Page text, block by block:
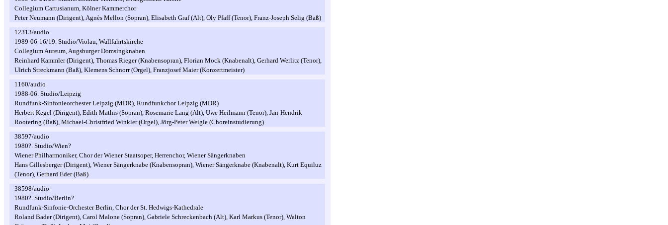
Collegium Cartusianum, Kölner Kammerchor
Peter Neumann (Dirigent), Agnès Mellon (Sopran), Elisabeth Graf (Alt), Oly Pfaff (Tenor), Franz-Joseph Selig (Baß)
12313/audio
1989-06-16/19. Studio/Violau, Wallfahrtskirche
Collegium Aureum, Augsburger Domsingknaben
Reinhard Kammler (Dirigent), Thomas Rieger (Knabensopran), Florian Mock (Knabenalt), Gerhard Werlitz (Tenor),
Ulrich Streckmann (Baß), Klemens Schnorr (Orgel), Franzjosef Maier (Konzertmeister)
1160/audio
1988-06. Studio/Leipzig
Rundfunk-Sinfonieorchester Leipzig (MDR), Rundfunkchor Leipzig (MDR)
Herbert Kegel (Dirigent), Edith Mathis (Sopran), Rosemarie Lang (Alt), Uwe Heilmann (Tenor), Jan-Hendrik
Rootering (Baß), Michael-Christfried Winkler (Orgel), Jörg-Peter Weigle (Choreinstudierung)
38597/audio
1980?. Studio/Wien?
Wiener Philharmoniker, Chor der Wiener Staatsoper, Herrenchor, Wiener Sängerknaben
Hans Gillesberger (Dirigent), Wiener Sängerknabe (Knabensopran), Wiener Sängerknabe (Knabenalt), Kurt Equiluz
(Tenor), Gerhard Eder (Baß)
38598/audio
1980?. Studio/Berlin?
Rundfunk-Sinfonie-Orchester Berlin, Chor der St. Hedwigs-Kathedrale
Roland Bader (Dirigent), Carol Malone (Sopran), Gabriele Schreckenbach (Alt), Karl Markus (Tenor), Walton